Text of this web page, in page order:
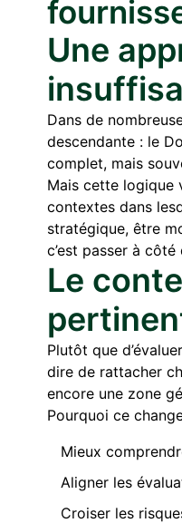
Une
Dans de
descendante : le
complet, mais
Mais cette logique
contextes dans
stratégique, être
c’est passer à
Le
Plutôt que
dire de rattacher
encore une zone
Pourquoi ce
Mieux
Aligner les
Croiser les